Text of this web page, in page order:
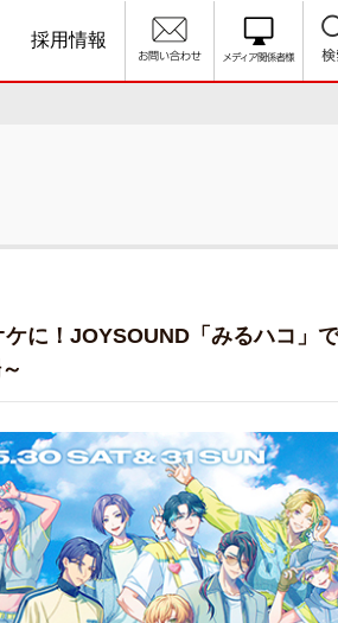
採用情報
に！JOYSOUND「みるハコ」